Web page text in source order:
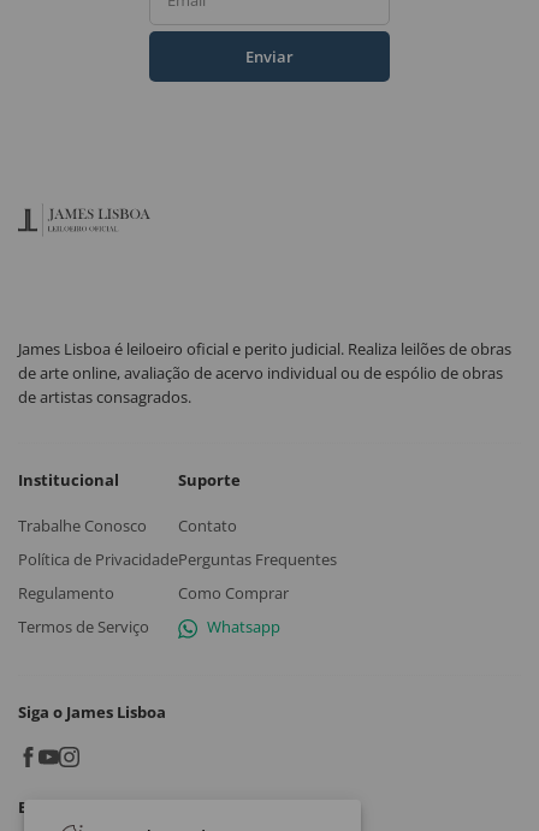
Enviar
James Lisboa é leiloeiro oficial e perito judicial. Realiza leilões de obras
de arte online, avaliação de acervo individual ou de espólio de obras
de artistas consagrados.
Institucional
Trabalhe Conosco
Política de Privacidade
Regulamento
Termos de Serviço
Suporte
Contato
Perguntas Frequentes
Como Comprar
Whatsapp
Siga o James Lisboa
Baixe o App